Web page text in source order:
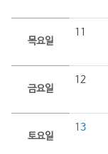
목요일
11
금요일
12
토요일
13